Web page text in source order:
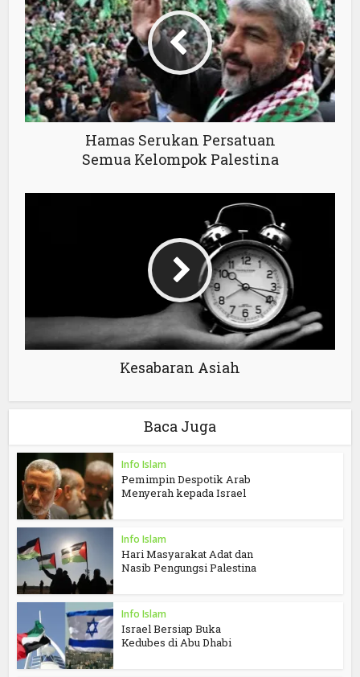
Hamas Serukan Persatuan
Semua Kelompok Palestina
Kesabaran Asiah
Baca Juga
Info Islam
Pemimpin Despotik Arab
Menyerah kepada Israel
Info Islam
Hari Masyarakat Adat dan
Nasib Pengungsi Palestina
Info Islam
Israel Bersiap Buka
Kedubes di Abu Dhabi